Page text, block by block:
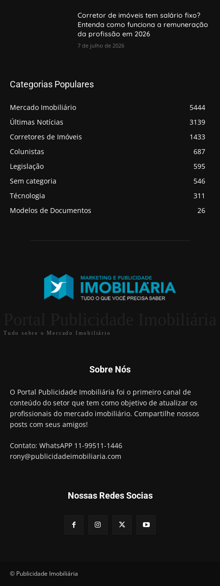
Corretor de imóveis tem salário fixo?
Entenda como funciona a remuneração
da profissão em 2026
7 de julho de 2026
Categorias Populares
Mercado Imobiliário
5444
Últimas Notícias
3139
Corretores de Imóveis
1433
Colunistas
687
Legislação
595
Sem categoria
546
Técnologia
311
Modelos de Documentos
26
Tudo sobre o Mercado Imobiliário
Sobre Nós
O Portal Publicidade Imobiliária foi o primeiro canal de
conteúdo do setor que tem como objetivo de atualizar os
profissionais do mercado imobiliário. Compartilhe nossos
posts com seus amigos!
Contato: WhatsAPP 11-99511-1446
rony@publicidadeimobiliaria.com
Nossas Redes Socias
© Publicidade Imobiliária